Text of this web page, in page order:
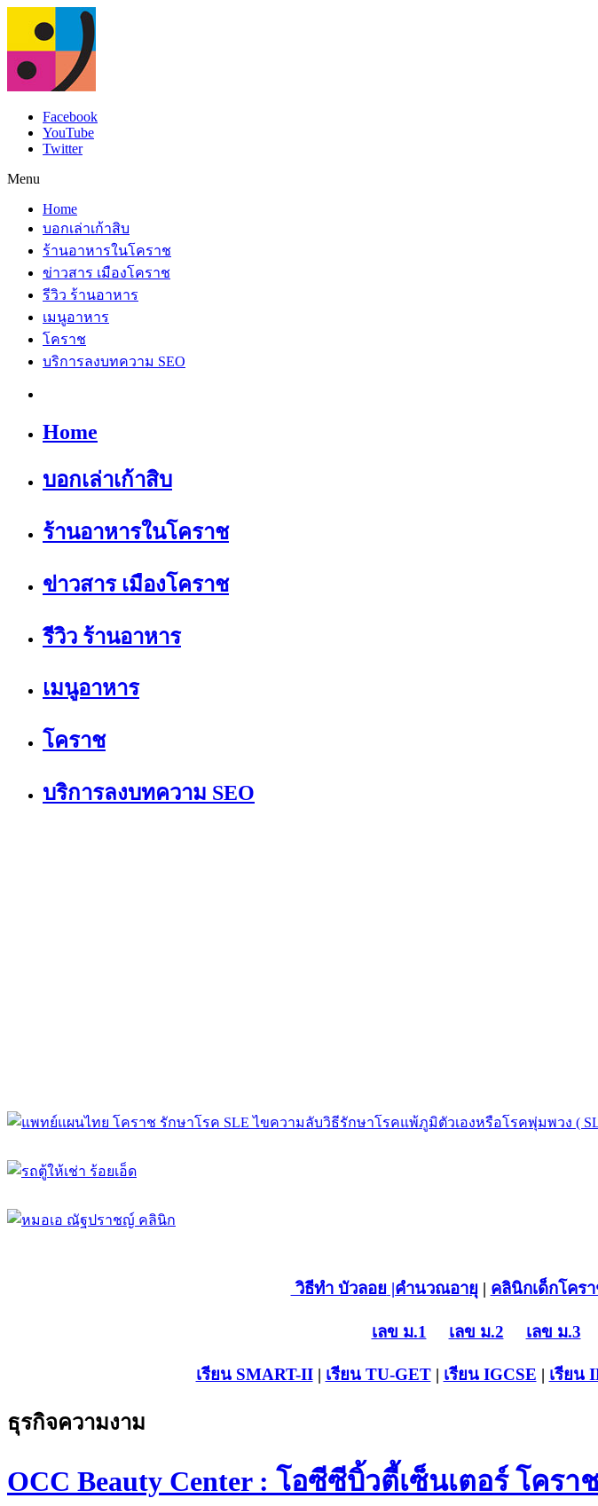
Facebook
YouTube
Twitter
Menu
Home
บอกเล่าเก้าสิบ
ร้านอาหารในโคราช
ข่าวสาร เมืองโคราช
รีวิว ร้านอาหาร
เมนูอาหาร
โคราช
บริการลงบทความ SEO
Home
บอกเล่าเก้าสิบ
ร้านอาหารในโคราช
ข่าวสาร เมืองโคราช
รีวิว ร้านอาหาร
เมนูอาหาร
โคราช
บริการลงบทความ SEO
วิธีทำ บัวลอย |คำนวณอายุ | คลินิกเด็กโคร
เลข ม.1 เลข ม.2 เลข ม.3
เรียน SMART-II| เรียน TU-GET| เรียน IGCSE | เรียน
ธุรกิจความงาม
OCC Beauty Center : โอซีซีบิ้วตี้เซ็นเตอร์ โครา